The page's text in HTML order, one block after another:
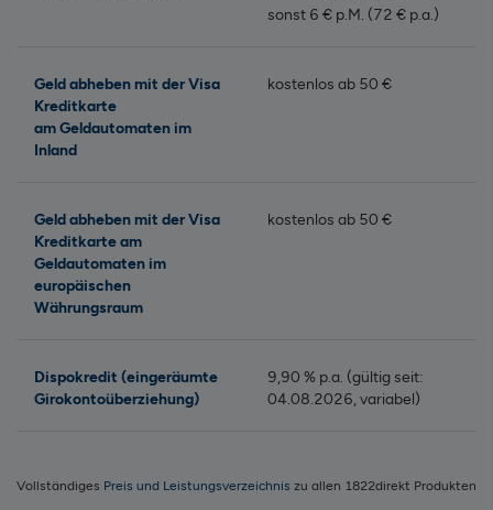
sonst 6 € p.M. (72 € p.a.)
Geld abheben mit der Visa
Kreditkarte
am Geldautomaten im
Inland
kostenlos ab 50 €
Geld abheben mit der Visa
Kreditkarte am
Geldautomaten im
europäischen
Währungsraum
kostenlos ab 50 €
Dispokredit (eingeräumte
Girokontoüberziehung)
9,90 % p.a. (gültig seit:
04.08.2026, variabel)
Vollständiges Preis und Leistungsverzeichnis zu allen 1822direkt Produkten